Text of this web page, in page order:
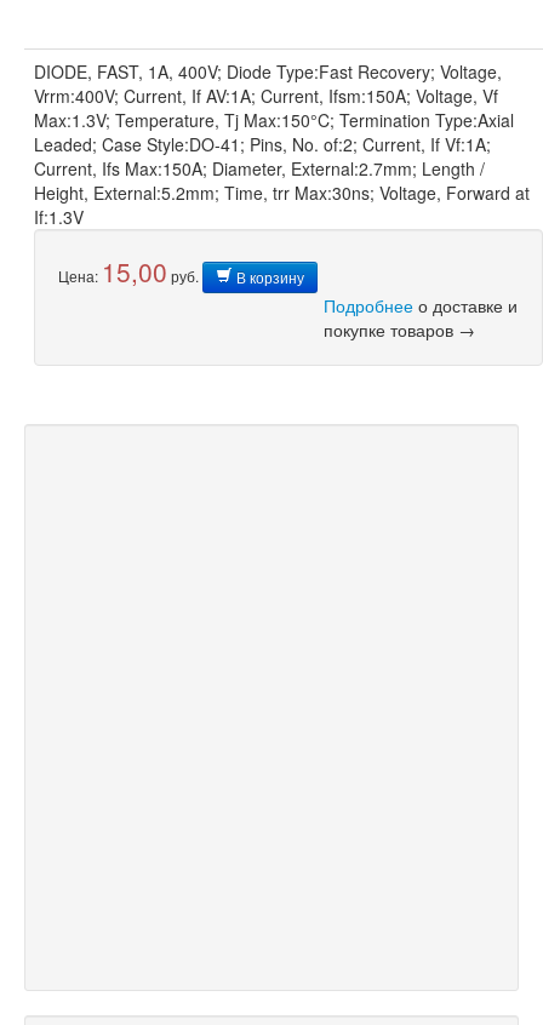
DIODE, FAST, 1A, 400V; Diode Type:Fast Recovery; Voltage,
Vrrm:400V; Current, If AV:1A; Current, Ifsm:150A; Voltage, Vf
Max:1.3V; Temperature, Tj Max:150°C; Termination Type:Axial
Leaded; Case Style:DO-41; Pins, No. of:2; Current, If Vf:1A;
Current, Ifs Max:150A; Diameter, External:2.7mm; Length /
Height, External:5.2mm; Time, trr Max:30ns; Voltage, Forward at
If:1.3V
Цена: 15,00 руб. В корзину
Подробнее о доставке и
покупке товаров →